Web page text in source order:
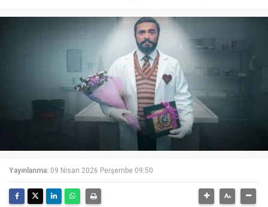
Yayınlanma: 09 Nisan 2026 Perşembe 09:50